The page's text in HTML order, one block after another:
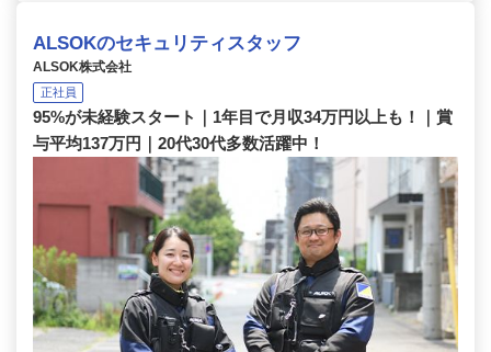
ALSOKのセキュリティスタッフ
ALSOK株式会社
正社員
95%が未経験スタート｜1年目で月収34万円以上も！｜賞
与平均137万円｜20代30代多数活躍中！